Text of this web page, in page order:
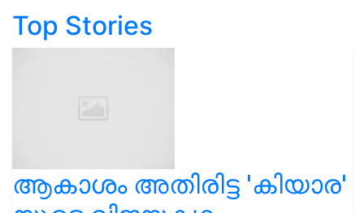
Top Stories
ആകാശം അതിരിട്ട 'കിയാര'